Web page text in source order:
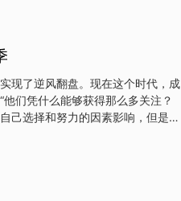
紧张感逐渐消失，生活将会变得
始就在这个宫位运行，所以很明
关心自己的声誉，你所做的一切都
。天蝎工作很努力。火星即将在1
可以先缓一缓了。火星去年12月
现了逆风翻盘。现在这个时代，成
们凭什么能够获得那么多关注？
己选择和努力的因素影响，但是还
一个大运，也就是说每十年一个气
，我们普遍认为命由天定，也即每